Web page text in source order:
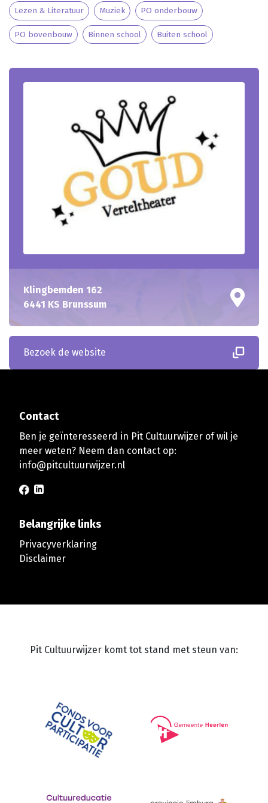
Lezen & Literatuur Muziek PO onderbouw
PO bovenbouw Binnen school Buiten school
Klingbemden 162
6441 KS Brunssum
Bezoek de website
Contact
Ben je geïnteresseerd in Pit Cultuurwijzer of wil je
meer weten? Neem dan contact op:
info@pitcultuurwijzer.nl
Belangrijke links
Privacyverklaring
Disclaimer
Pit Cultuurwijzer komt tot stand met steun van: